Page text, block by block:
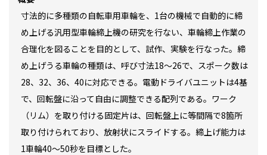
寸法的に多種類の自転車用車輪を、1台の機械で自動的に締
め上げる汎用型車輪締上機の研究を行ない、車輪締上作業の
合理化を図ることを目的として、試作、実験を行なった。締
め上げうる車輪の種類は、呼び寸法18～26で、スポーク数は
28、32、36、40に対応できる。電動ドライバユニットは4基
で、回転盤に沿って自由に調整できる配列である。ワーク
（リム）を取り付ける固定片は、回転盤上に等間隔で8箇所
取り付けられており、放射状にスライドする。締上げ能力は
1車輪40～50秒を目標とした。